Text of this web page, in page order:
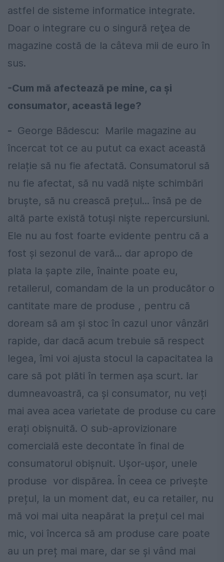
astfel de sisteme informatice integrate.
Doar o integrare cu o singură reţea de
magazine costă de la câteva mii de euro în
sus.
-Cum mă afectează pe mine, ca și
consumator, această lege?
- George Bădescu: Marile magazine au
încercat tot ce au putut ca exact această
relație să nu fie afectată. Consumatorul să
nu fie afectat, să nu vadă niște schimbări
bruște, să nu crească prețul... însă pe de
altă parte există totuși niște repercursiuni.
Ele nu au fost foarte evidente pentru că a
fost și sezonul de vară... dar apropo de
plata la șapte zile, înainte poate eu,
retailerul, comandam de la un producător o
cantitate mare de produse , pentru că
doream să am și stoc în cazul unor vânzări
rapide, dar dacă acum trebuie să respect
legea, îmi voi ajusta stocul la capacitatea la
care să pot plăti în termen așa scurt. Iar
dumneavoastră, ca și consumator, nu veți
mai avea acea varietate de produse cu care
erați obișnuită. O sub-aprovizionare
comercială este decontate în final de
consumatorul obişnuit. Ușor-ușor, unele
produse vor dispărea. În ceea ce privește
prețul, la un moment dat, eu ca retailer, nu
mă voi mai uita neapărat la prețul cel mai
mic, voi încerca să am produse care poate
au un preț mai mare, dar se și vând mai